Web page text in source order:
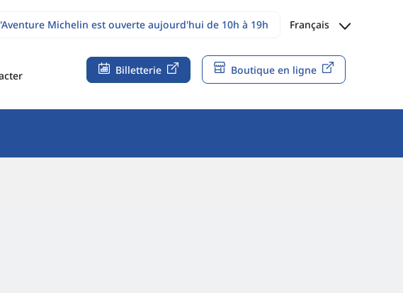
Michelin est ouverte aujourd'hui de 10h à 19h Français
Billetterie Boutique en ligne